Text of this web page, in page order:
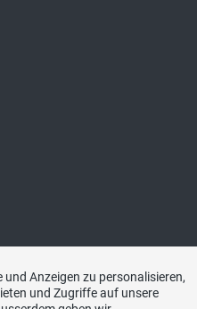
Anzeigen zu personalisieren,
und Zugriffe auf unsere